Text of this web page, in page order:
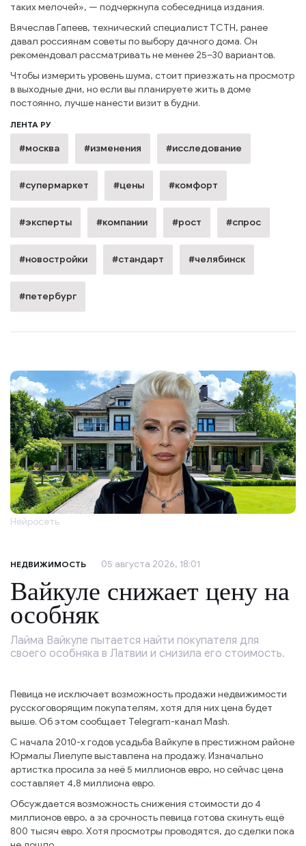
таких мелочей», — подчеркнула собеседница издания.
Вячеслав Гапеев, технический специалист ТСТН, ранее
давал россиянам советы по выбору дачного дома. Он
рекомендовал рассматривать не менее 25–30 вариантов.
Чтобы измерить уровень шума, стоит приезжать на просмотр
в выходные дни, но если вы планируете жить в доме
постоянно, лучше нанести визит в будни.
ЛЕНТА РУ
#москва #изменения #исследование
#супермаркет #цены #комфорт
#эксперты #компании #рост #спрос
#новостройки #стандарт #челябинск
#петербург
Нейросеть
НЕДВИЖИМОСТЬ 05 августа 2026, 18:01
Вайкуле снижает цену на
особняк
Лайма Вайкуле пытается найти покупателя для
своего особняка в Латвии и снизила его стоимость.
Певица не исключает возможность продажи недвижимости
русскоговорящим покупателям, хотя для них цена будет
выше. Об этом сообщает Telegram-канал Mash.
С начала 2010-х годов усадьба Вайкуле в престижном районе
Юрмалы Лиелупе выставлена на продажу. Изначально
артистка просила за неё 5 миллионов евро, но сейчас цена
составляет 4,8 миллиона евро.
Обсуждается возможность снижения стоимости до 4
миллионов евро, а за срочность певица готова скинуть ещё
800 тысяч евро. Хотя просмотры проводятся, до сделки пока